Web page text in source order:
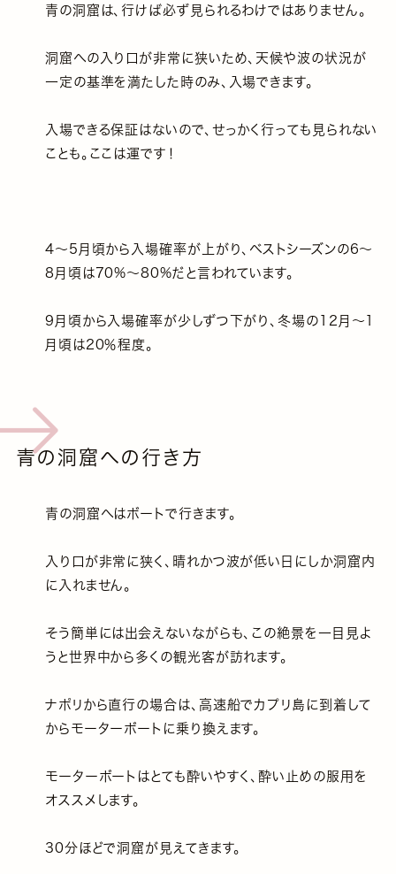
青の洞窟は、行けば必ず見られるわけではありません。
洞窟への入り口が非常に狭いため、天候や波の状況が
一定の基準を満たした時のみ、入場できます。
入場できる保証はないので、せっかく行っても見られない
ことも。ここは運です！
4～5月頃から入場確率が上がり、ベストシーズンの6〜
8月頃は70%～80%だと言われています。
9月頃から入場確率が少しずつ下がり、冬場の12月～1
月頃は20％程度。
青の洞窟への行き方
青の洞窟へはボートで行きます。
入り口が非常に狭く、晴れかつ波が低い日にしか洞窟内
に入れません。
そう簡単には出会えないながらも、この絶景を一目見よ
うと世界中から多くの観光客が訪れます。
ナポリから直行の場合は、高速船でカプリ島に到着して
からモーターボートに乗り換えます。
モーターボートはとても酔いやすく、酔い止めの服用を
オススメします。
30分ほどで洞窟が見えてきます。